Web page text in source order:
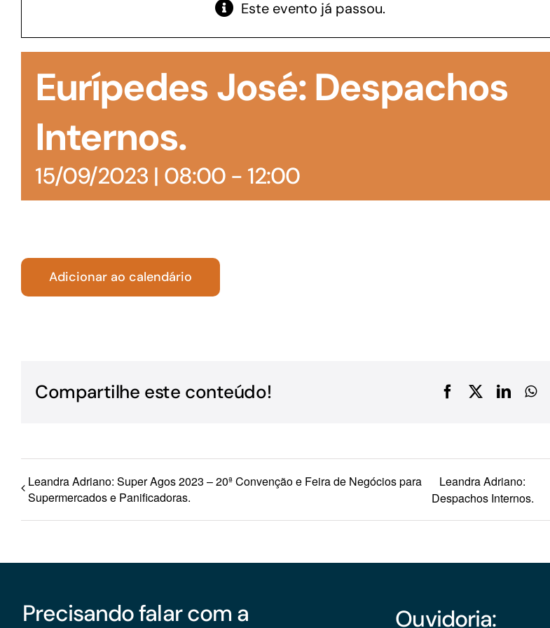
manutenção de estoques e despesas operacionais
realizar obras, dentre outros serviços
Turismo
Este evento já passou.
Eurípedes José: Despachos
Internos.
15/09/2023 | 08:00- 12:00
Adicionar ao calendário
Compartilhe este conteúdo! Facebook
Leandra Adriano: Super Agos 2023 – 20ª Convenção e Feira de Negócios para
Supermercados e Panificadoras.
Leandra Adriano:
Despachos Internos.
Precisando falar com a
Ouvidoria: